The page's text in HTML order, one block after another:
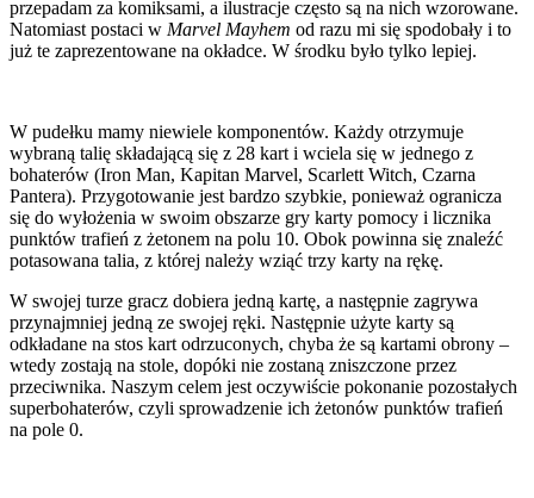
przepadam za komiksami, a ilustracje często są na nich wzorowane.
Natomiast postaci w Marvel Mayhem od razu mi się spodobały i to
już te zaprezentowane na okładce. W środku było tylko lepiej.
W pudełku mamy niewiele komponentów. Każdy otrzymuje
wybraną talię składającą się z 28 kart i wciela się w jednego z
bohaterów (Iron Man, Kapitan Marvel, Scarlett Witch, Czarna
Pantera). Przygotowanie jest bardzo szybkie, ponieważ ogranicza
się do wyłożenia w swoim obszarze gry karty pomocy i licznika
punktów trafień z żetonem na polu 10. Obok powinna się znaleźć
potasowana talia, z której należy wziąć trzy karty na rękę.
W swojej turze gracz dobiera jedną kartę, a następnie zagrywa
przynajmniej jedną ze swojej ręki. Następnie użyte karty są
odkładane na stos kart odrzuconych, chyba że są kartami obrony –
wtedy zostają na stole, dopóki nie zostaną zniszczone przez
przeciwnika. Naszym celem jest oczywiście pokonanie pozostałych
superbohaterów, czyli sprowadzenie ich żetonów punktów trafień
na pole 0.